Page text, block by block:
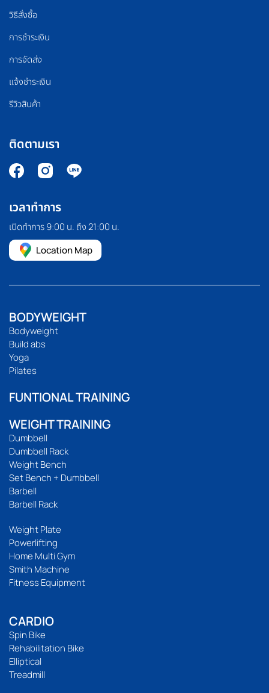
วิธีสั่งซื้อ
การชำระเงิน
การจัดส่ง
แจ้งชำระเงิน
รีวิวสินค้า
ติดตามเรา
เวลาทำการ
เปิดทำการ 9:00 น. ถึง 21:00 น.
Location Map
BODYWEIGHT
Bodyweight
Build abs
Yoga
Pilates
FUNTIONAL TRAINING
WEIGHT TRAINING
Dumbbell
Dumbbell Rack
Weight Bench
Set Bench + Dumbbell
Barbell
Barbell Rack
Weight Plate
Powerlifting
Home Multi Gym
Smith Machine
Fitness Equipment
CARDIO
Spin Bike
Rehabilitation Bike
Elliptical
Treadmill